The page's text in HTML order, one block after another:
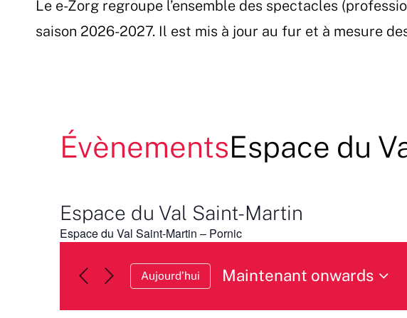
Le e-Zorg regroupe l’ensemble des spectacles
saison 2026-2027. Il est mis à jour au fur et à mesure
ÉvènementsEspace du
Espace du Val Saint-Martin
Espace du Val Saint-Martin – Pornic
Aujourd’hui
Maintenant onwards
une